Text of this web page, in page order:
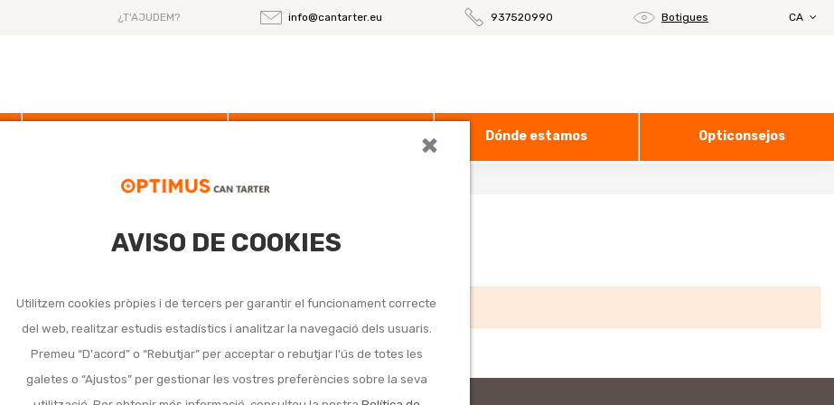
×
AVISO DE COOKIES
Utilitzem cookies pròpies i de tercers per garantir el funcionament correcte
del web, realitzar estudis estadístics i analitzar la navegació dels usuaris.
Premeu “D'acord” o “Rebutjar” per acceptar o rebutjar l'ús de totes les
galetes o “Ajustos” per gestionar les vostres preferències sobre la seva
¿T'AJUDEM? info@cantarter.eu 937520990 Botigues CA
Dónde estamos Opticonsejos
i pintura per a metall
trobat productes amb aquesta cerca.